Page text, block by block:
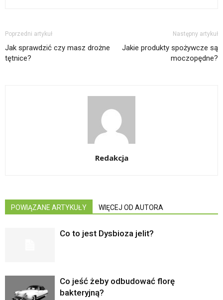
Poprzedni artykuł
Jak sprawdzić czy masz drożne
tętnice?
Następny artykuł
Jakie produkty spożywcze są
moczopędne?
Redakcja
POWIĄZANE ARTYKUŁY WIĘCEJ OD AUTORA
Co to jest Dysbioza jelit?
Co jeść żeby odbudować florę
bakteryjną?